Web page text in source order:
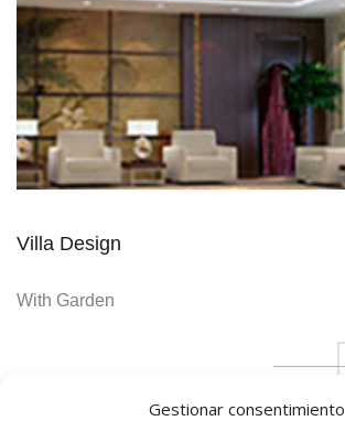
Gestionar consentimiento
Villa Design
With Garden